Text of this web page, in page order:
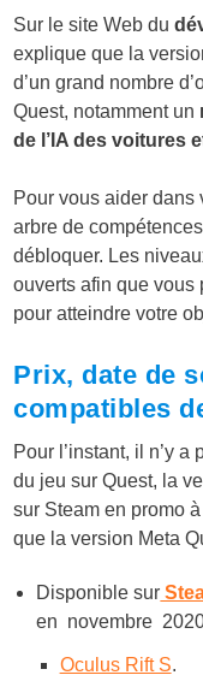
Sur le site Web du
explique que la
d’un grand nombre
Quest, notamment un
de l’IA des voitures
Pour vous aider dans
arbre de
débloquer. Les
ouverts afin que vous
pour atteindre votre
Prix, date de
compatibles
Pour l’instant, il n’y
du jeu sur Quest, la
sur Steam en promo
que la version Meta
Disponible sur
en novembre
Oculus Rift S.